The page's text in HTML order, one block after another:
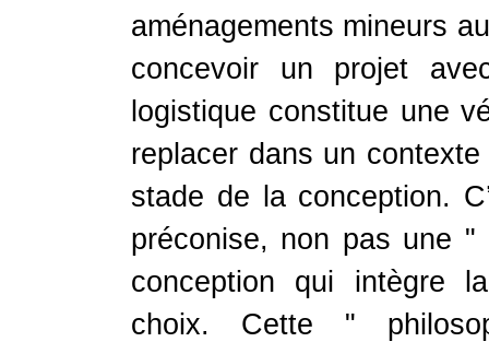
aménagements mineurs
concevoir un projet
logistique constitue une
replacer dans un
stade de la conception.
préconise, non pas une
conception qui intègre
choix. Cette "